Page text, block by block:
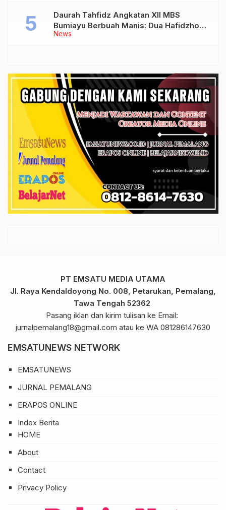
News
Daurah Tahfidz Angkatan XII MBS
Bumiayu Berbuah Manis: Dua Hafidzhoh
30 Juz Ditorehkan
PT EMSATU MEDIA UTAMA
Jl. Raya Kendaldoyong No. 008, Petarukan, Pemalang,
Tawa Tengah 52362
Pasang iklan dan kirim tulisan ke Email:
jurnalpemalang18@gmail.com atau ke WA 081286147630
EMSATUNEWS NETWORK
EMSATUNEWS
JURNAL PEMALANG
ERAPOS ONLINE
Index Berita
HOME
About
Contact
Privacy Policy